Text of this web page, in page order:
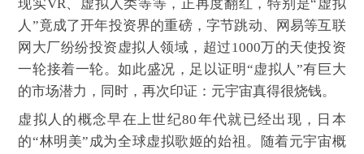
现实VR、虚拟人类等等，正再度翻红，特别是“虚拟
人”竟成了开年投资界的重磅，字节跳动、网易等互联
网大厂纷纷投资虚拟人领域，超过1000万的天使投资
一轮接着一轮。如此盛况，足以证明“虚拟人”有巨大
的市场潜力，同时，再次印证：元宇宙真得很烧钱。
虚拟人的概念早在上世纪80年代就已经出现，日本
的“林明美”成为全球虚拟歌姬的始祖。随着元宇宙概